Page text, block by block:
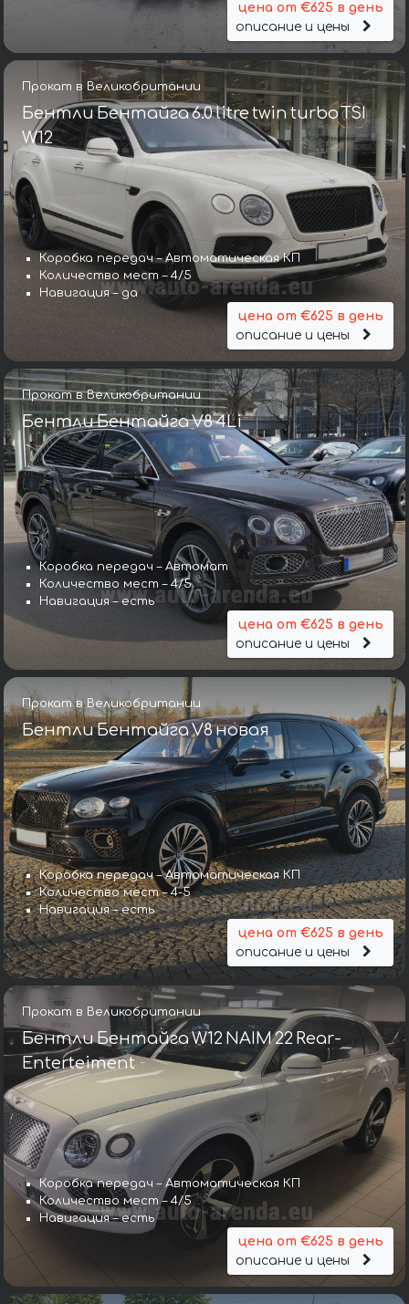
цена от €625 в день
описание и цены
Прокат в Великобритании
Бентли Бентайга 6.0 litre twin turbo TSI
W12
Коробка передач – Автоматическая КП
Количество мест – 4/5
Навигация – да
цена от €625 в день
описание и цены
Прокат в Великобритании
Бентли Бентайга V8 4Li
Коробка передач – Автомат
Количество мест – 4/5
Навигация – есть
цена от €625 в день
описание и цены
Прокат в Великобритании
Бентли Бентайга V8 новая
Коробка передач – Автоматическая КП
Количество мест – 4-5
Навигация – есть
цена от €625 в день
описание и цены
Прокат в Великобритании
Бентли Бентайга W12 NAIM 22 Rear-
Enterteiment
Коробка передач – Автоматическая КП
Количество мест – 4/5
Навигация – есть
цена от €625 в день
описание и цены